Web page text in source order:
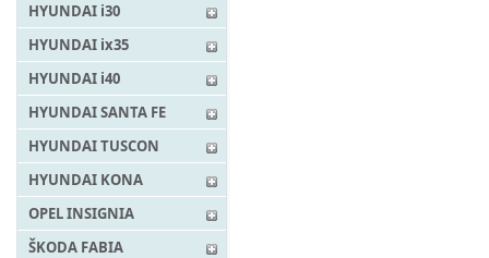
HYUNDAI i30
HYUNDAI ix35
HYUNDAI i40
HYUNDAI SANTA FE
HYUNDAI TUSCON
HYUNDAI KONA
OPEL INSIGNIA
ŠKODA FABIA